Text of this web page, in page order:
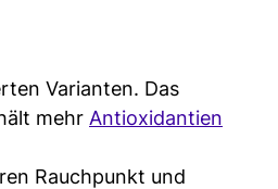
Varianten. Das
mehr Antioxidantien
Rauchpunkt und